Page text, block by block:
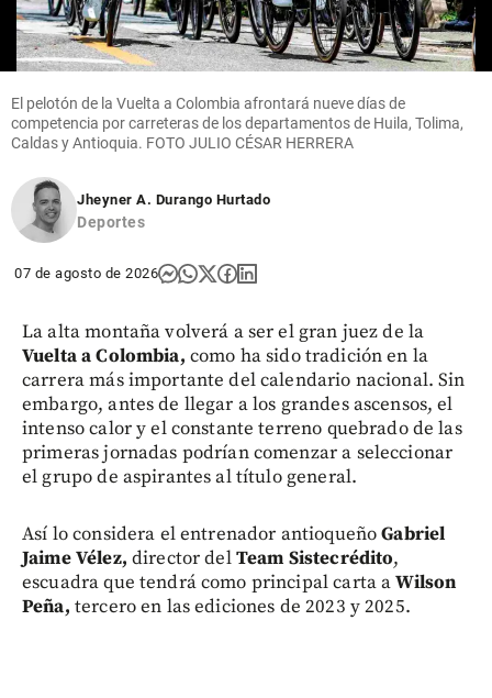
El pelotón de la Vuelta a Colombia afrontará nueve días de
competencia por carreteras de los departamentos de Huila, Tolima,
Caldas y Antioquia. FOTO JULIO CÉSAR HERRERA
Jheyner A. Durango Hurtado
Deportes
07 de agosto de 2026
La alta montaña volverá a ser el gran juez de la
Vuelta a Colombia, como ha sido tradición en la
carrera más importante del calendario nacional. Sin
embargo, antes de llegar a los grandes ascensos, el
intenso calor y el constante terreno quebrado de las
primeras jornadas podrían comenzar a seleccionar
el grupo de aspirantes al título general.
Así lo considera el entrenador antioqueñoGabriel
Jaime Vélez, director delTeam Sistecrédito,
escuadra que tendrá como principal carta aWilson
Peña, tercero en las ediciones de 2023 y 2025.